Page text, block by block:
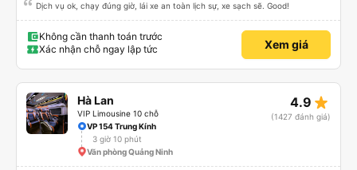
Dịch vụ ok, chạy đúng giờ, lái xe an toàn lịch sự, xe sạch sẽ. Good!
Không cần thanh toán trước
Xác nhận chỗ ngay lập tức
Xem giá
Hà Lan
VIP Limousine 10 chỗ
4.9 star_rate
(1427 đánh giá)
VP 154 Trung Kính
3 giờ 10 phút
Văn phòng Quảng Ninh